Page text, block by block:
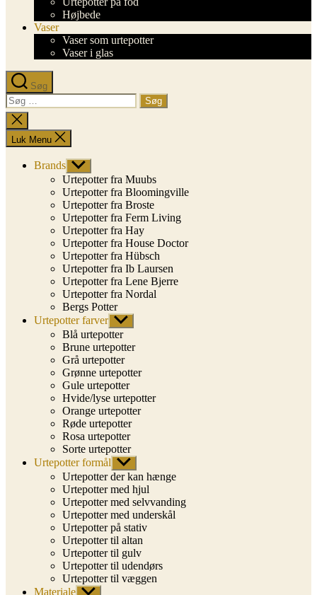
Højbede
Vaser
Vaser som urtepotter
Vaser i glas
Søg
Søg
efter:
Luk
søgning
Luk Menu
Brands Vis
undermenu
Urtepotter fra Muubs
Urtepotter fra Bloomingville
Urtepotter fra Broste
Urtepotter fra Ferm Living
Urtepotter fra Hay
Urtepotter fra House Doctor
Urtepotter fra Hübsch
Urtepotter fra Ib Laursen
Urtepotter fra Lene Bjerre
Urtepotter fra Nordal
Bergs Potter
Urtepotter farver Vis
undermenu
Blå urtepotter
Brune urtepotter
Grå urtepotter
Grønne urtepotter
Gule urtepotter
Hvide/lyse urtepotter
Orange urtepotter
Røde urtepotter
Rosa urtepotter
Sorte urtepotter
Urtepotter formål Vis
undermenu
Urtepotter der kan hænge
Urtepotter med hjul
Urtepotter med selvvanding
Urtepotter med underskål
Urtepotter på stativ
Urtepotter til altan
Urtepotter til gulv
Urtepotter til udendørs
Urtepotter til væggen
Materiale Vis